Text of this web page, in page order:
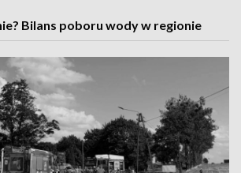
Bilans poboru wody w regionie